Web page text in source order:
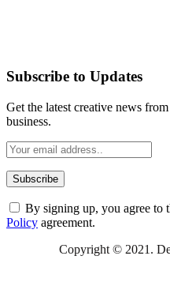
Subscribe to Updates
Get the latest creative news
business.
By signing up, you agree to
Policy agreement.
Copyright © 2021.